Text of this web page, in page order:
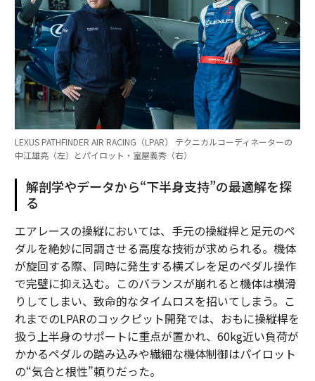
LEXUS PATHFINDER AIR RACING（LPAR） テクニカルコーディネーターの
中江雄亮（左）とパイロット・室屋義秀（右）
解剖学やデータから“下半身支持”の最適解を探
る
エアレースの操縦においては、手元の操縦桿と足元のペ
ダルを絶妙に同調させる高度な技術が求められる。機体
が旋回する際、同時に発生する横ズレを足のペダル操作
で完璧に抑え込む。このバランスが崩れると機体は横滑
りしてしまい、致命的なタイムロスを招いてしまう。こ
れまでのLPARのコックピット開発では、おもに操縦桿を
扱う上半身のサポートに重点が置かれ、60kg近い負荷が
かかるペダルの踏み込みや繊細な機体制御はパイロット
の“気合と根性”頼りだった。